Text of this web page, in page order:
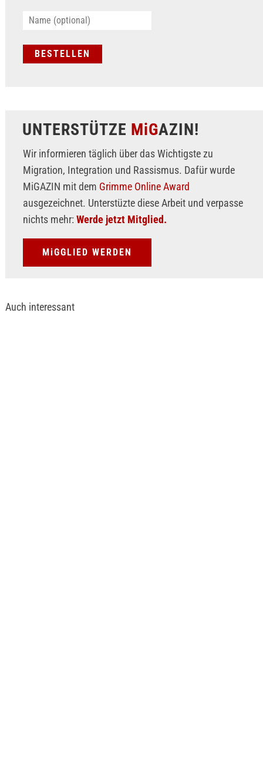
UNTERSTÜTZE MiGAZIN!
Wir informieren täglich über das Wichtigste zu
Migration, Integration und Rassismus. Dafür wurde
MiGAZIN mit dem Grimme Online Award
ausgezeichnet. Unterstüzte diese Arbeit und verpasse
nichts mehr: Werde jetzt Mitglied.
MiGGLIED WERDEN
Auch interessant